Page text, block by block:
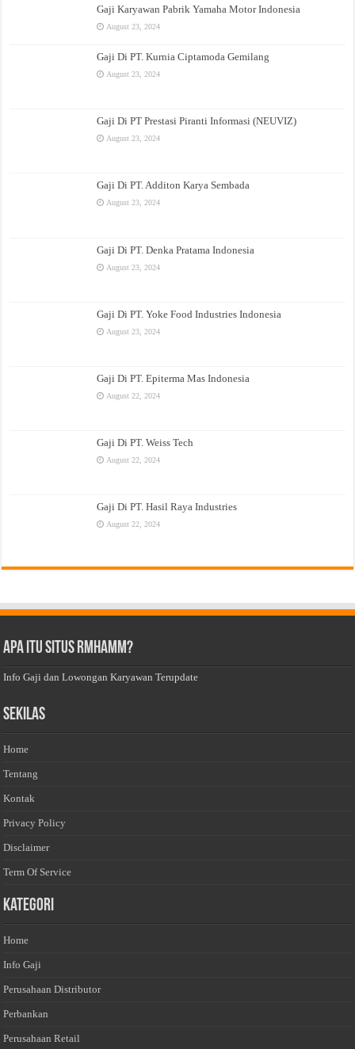
Gaji Karyawan Pabrik Yamaha Motor Indonesia
August 23, 2024
Gaji Di PT. Kurnia Ciptamoda Gemilang
August 23, 2024
Gaji Di PT Prestasi Piranti Informasi (NEUVIZ)
August 23, 2024
Gaji Di PT. Additon Karya Sembada
August 23, 2024
Gaji Di PT. Denka Pratama Indonesia
August 23, 2024
Gaji Di PT. Yoke Food Industries Indonesia
August 23, 2024
Gaji Di PT. Epiterma Mas Indonesia
August 22, 2024
Gaji Di PT. Weiss Tech
August 22, 2024
Gaji Di PT. Hasil Raya Industries
August 22, 2024
Apa Itu Situs Rmhamm?
Info Gaji dan Lowongan Karyawan Terupdate
Sekilas
Home
Tentang
Kontak
Privacy Policy
Disclaimer
Term Of Service
Kategori
Home
Info Gaji
Perusahaan Distributor
Perbankan
Perusahaan Retail